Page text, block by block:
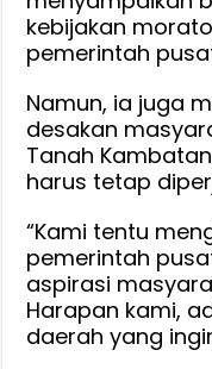
kebijakan
pemerintah
Namun, ia juga
desakan
Tanah
harus tetap
“Kami tentu
pemerintah
aspirasi
Harapan kami,
daerah yang